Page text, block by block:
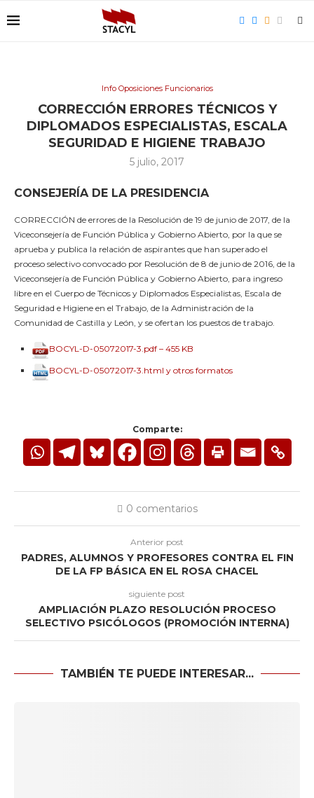
Info Oposiciones Funcionarios
CORRECCIÓN ERRORES TÉCNICOS Y
DIPLOMADOS ESPECIALISTAS, ESCALA
SEGURIDAD E HIGIENE TRABAJO
5 julio, 2017
CONSEJERÍA DE LA PRESIDENCIA
CORRECCIÓN de errores de la Resolución de 19 de junio de 2017, de la
Viceconsejería de Función Pública y Gobierno Abierto, por la que se
aprueba y publica la relación de aspirantes que han superado el
proceso selectivo convocado por Resolución de 8 de junio de 2016, de la
Viceconsejería de Función Pública y Gobierno Abierto, para ingreso
libre en el Cuerpo de Técnicos y Diplomados Especialistas, Escala de
Seguridad e Higiene en el Trabajo, de la Administración de la
Comunidad de Castilla y León, y se ofertan los puestos de trabajo.
BOCYL-D-05072017-3.pdf – 455 KB
BOCYL-D-05072017-3.html y otros formatos
Comparte:
0 comentarios
Anterior post
PADRES, ALUMNOS Y PROFESORES CONTRA EL FIN
DE LA FP BÁSICA EN EL ROSA CHACEL
siguiente post
AMPLIACIÓN PLAZO RESOLUCIÓN PROCESO
SELECTIVO PSICÓLOGOS (PROMOCIÓN INTERNA)
TAMBIÉN TE PUEDE INTERESAR...